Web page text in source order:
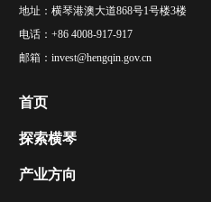
地址： 横琴港澳大道868号1号楼3楼
电话： +86 4008-917-917
邮箱： invest@hengqin.gov.cn
首页
探索横琴
产业方向